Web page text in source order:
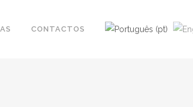
CONTACTOS